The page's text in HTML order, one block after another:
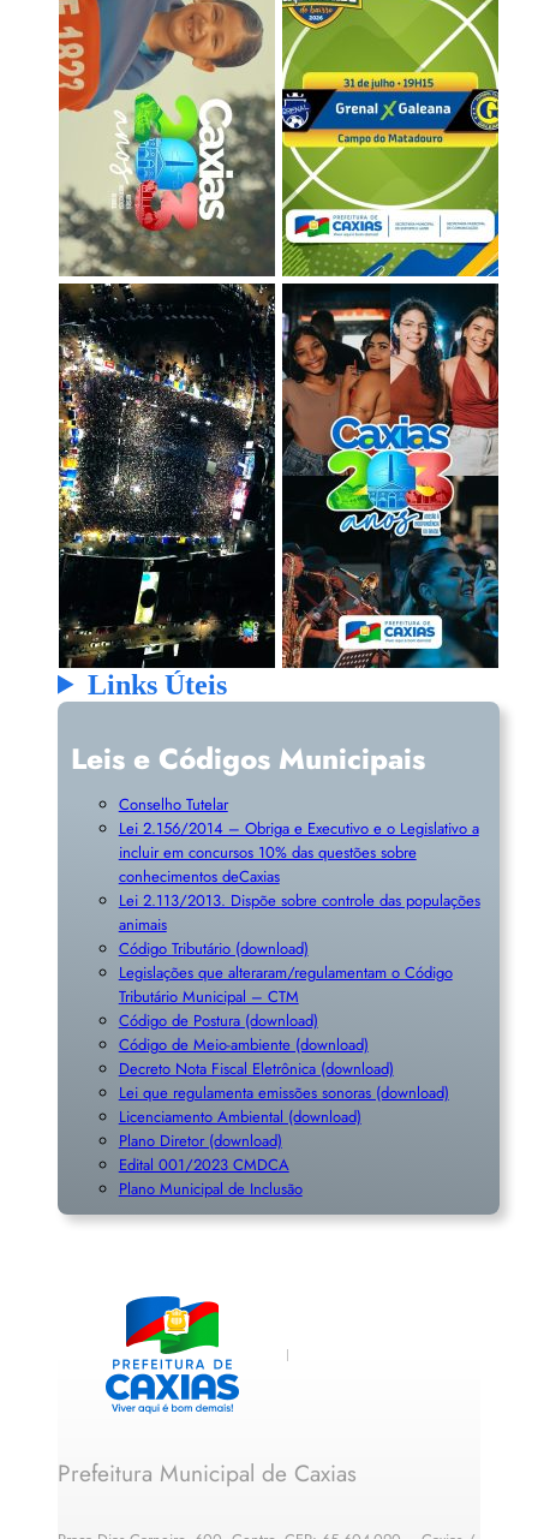
Links Úteis
Leis e Códigos Municipais
Conselho Tutelar
Lei 2.156/2014 – Obriga e Executivo e o Legislativo a
incluir em concursos 10% das questões sobre
conhecimentos deCaxias
Lei 2.113/2013. Dispõe sobre controle das populações
animais
Código Tributário (download)
Legislações que alteraram/regulamentam o Código
Tributário Municipal – CTM
Código de Postura (download)
Código de Meio-ambiente (download)
Decreto Nota Fiscal Eletrônica (download)
Lei que regulamenta emissões sonoras (download)
Licenciamento Ambiental (download)
Plano Diretor (download)
Edital 001/2023 CMDCA
Plano Municipal de Inclusão
Prefeitura Municipal de Caxias